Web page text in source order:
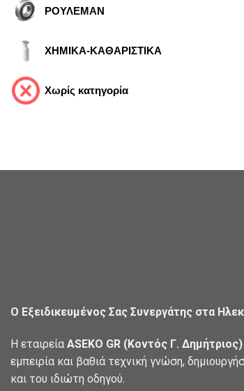
ΡΟΥΛΕΜΑΝ
ΧΗΜΙΚΑ-ΚΑΘΑΡΙΣΤΙΚΑ
Χωρίς κατηγορία
Ο Εξειδικευμένος Σας Συνεργάτης στα
Η εταιρεία ASEKO GR (Κοντός Γ. Δημήτριος)
εμπειρία και βαθιά τεχνική γνώση,
και του ιδιώτη οδηγού.